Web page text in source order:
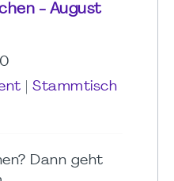
- August
Stammtisch
Dann geht